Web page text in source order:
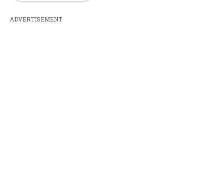
ADVERTISEMENT